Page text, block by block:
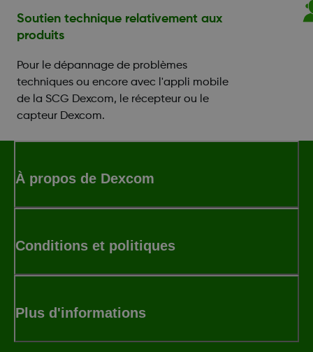
Soutien technique relativement aux
produits
Pour le dépannage de problèmes
techniques ou encore avec l'appli mobile
de la SCG Dexcom, le récepteur ou le
capteur Dexcom.
À propos de Dexcom
Conditions et politiques
Plus d'informations